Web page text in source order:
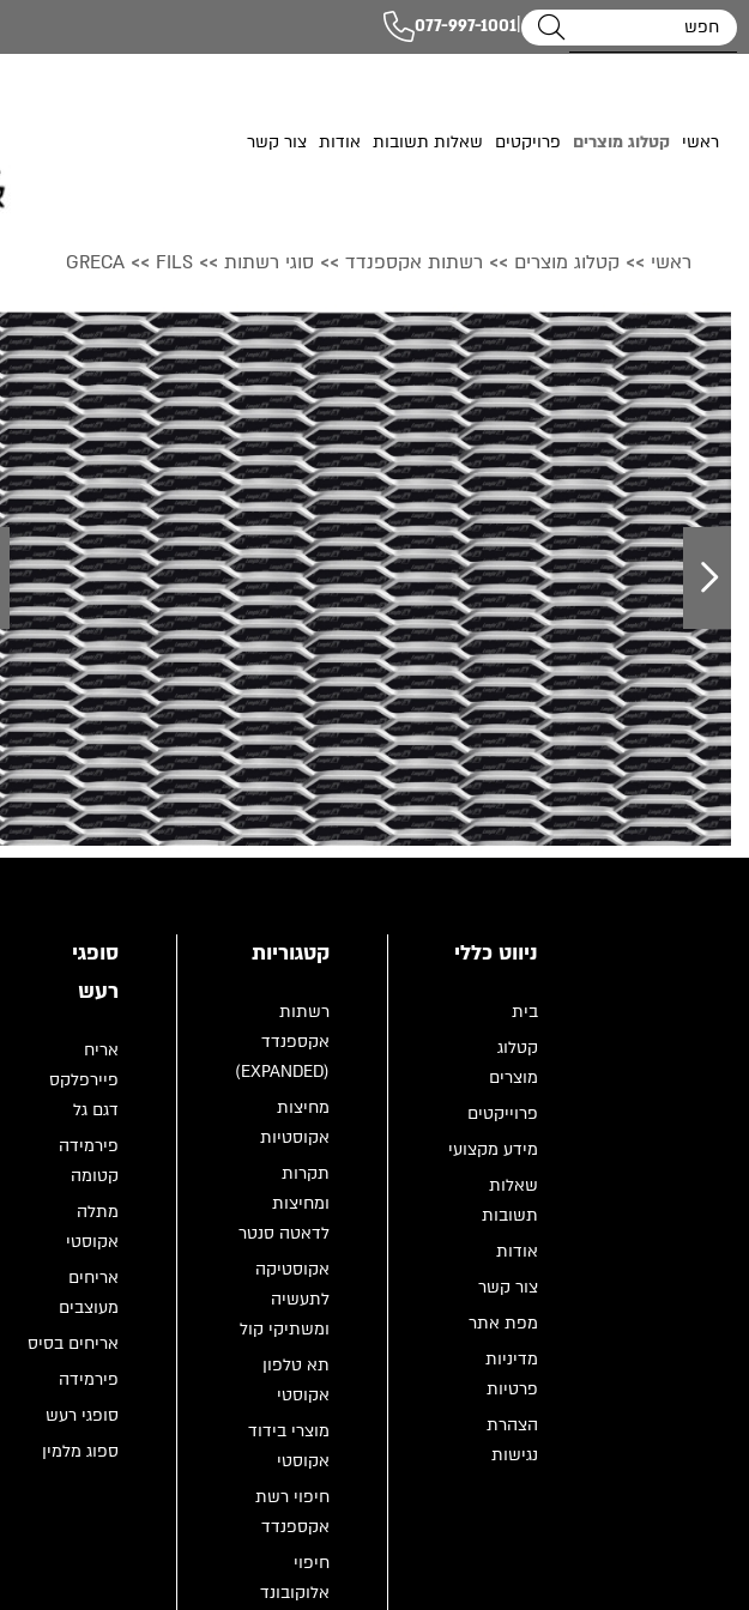
|
077-997-1001
ראשי קטלוג מוצרים פרויקטים שאלות תשובות אודות צור קשר
ראשי >> קטלוג מוצרים >> רשתות אקספנדד >> סוגי רשתות >>
FILS
>>
GRECA
ניווט כללי
בית
קטלוג
מוצרים
פרוייקטים
מידע מקצועי
שאלות
תשובות
אודות
צור קשר
מפת אתר
מדיניות
פרטיות
הצהרת
נגישות
קטגוריות
רשתות
אקספנדד
(EXPANDED)
מחיצות
אקוסטיות
תקרות
ומחיצות
לדאטה סנטר
אקוסטיקה
לתעשיה
ומשתיקי קול
תא טלפון
אקוסטי
מוצרי בידוד
אקוסטי
חיפוי רשת
אקספנדד
חיפוי
אלוקובונד
סופגי
רעש
אריח
פיירפלקס
דגם גל
פירמידה
קטומה
מתלה
אקוסטי
אריחים
מעוצבים
אריחים בסיס
פירמידה
סופגי רעש
ספוג מלמין